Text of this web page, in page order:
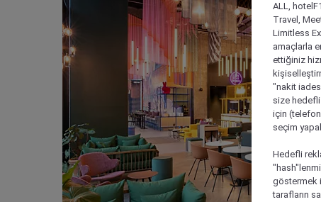
ALL,
Travel,
Limitless
amaçlarla
ettiğiniz
"nakit
size hedefli
için
seçim
Hedefli
göstermek
tarafların